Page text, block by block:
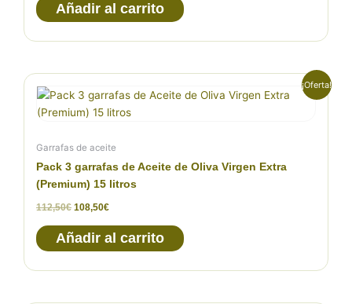
Añadir al carrito
¡Oferta!
Garrafas de aceite
Pack 3 garrafas de Aceite de Oliva Virgen Extra
(Premium) 15 litros
112,50€
precio
original
era:
108,50€
precio
es:
Añadir al carrito